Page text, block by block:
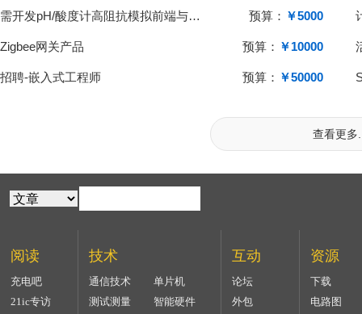
需开发pH/酸度计高阻抗模拟前端与单片机系统 预算： ￥5000
Zigbee网关产品 预算： ￥10000
招聘-嵌入式工程师 预算： ￥50000
查看更多
阅读
充电吧
21ic专访
技术
通信技术
单片机
测试测量
智能硬件
互动
论坛
外包
资源
下载
电路图